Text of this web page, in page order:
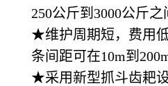
250公斤到3000公斤
★维护周期短，费用
条间距可在10m到
★采用新型抓斗齿耙